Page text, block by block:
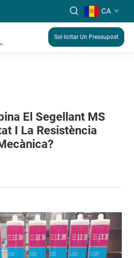
CA
Sol·licitar Un Pressupost
El Segellant MS
I La Resistència